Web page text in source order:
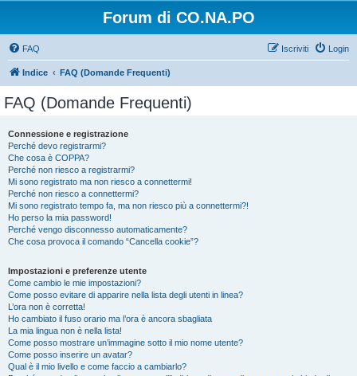
Forum di CO.NA.PO
FAQ Login
Iscriviti
Indice FAQ (Domande Frequenti)
FAQ (Domande Frequenti)
Connessione e registrazione
Perché devo registrarmi?
Che cosa è COPPA?
Perché non riesco a registrarmi?
Mi sono registrato ma non riesco a connettermi!
Perché non riesco a connettermi?
Mi sono registrato tempo fa, ma non riesco più a connettermi?!
Ho perso la mia password!
Perché vengo disconnesso automaticamente?
Che cosa provoca il comando “Cancella cookie”?
Impostazioni e preferenze utente
Come cambio le mie impostazioni?
Come posso evitare di apparire nella lista degli utenti in linea?
L’ora non è corretta!
Ho cambiato il fuso orario ma l’ora è ancora sbagliata
La mia lingua non è nella lista!
Come posso mostrare un’immagine sotto il mio nome utente?
Come posso inserire un avatar?
Qual è il mio livello e come faccio a cambiarlo?